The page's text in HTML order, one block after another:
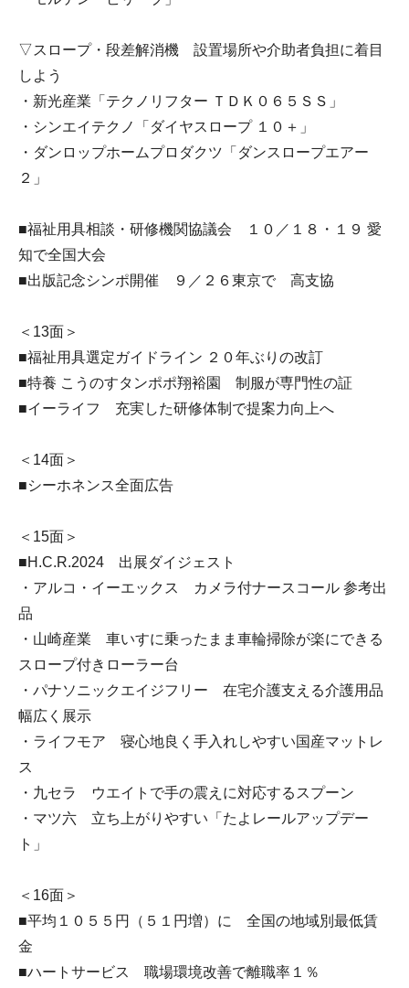
▽スロープ・段差解消機 設置場所や介助者負担に着目
しよう
・新光産業「テクノリフター ＴＤＫ０６５ＳＳ」
・シンエイテクノ「ダイヤスロープ １０＋」
・ダンロップホームプロダクツ「ダンスロープエアー
２」
■福祉用具相談・研修機関協議会 １０／１８・１９ 愛
知で全国大会
■出版記念シンポ開催 ９／２６東京で 高支協
＜13面＞
■福祉用具選定ガイドライン ２０年ぶりの改訂
■特養 こうのすタンポポ翔裕園 制服が専門性の証
■イーライフ 充実した研修体制で提案力向上へ
＜14面＞
■シーホネンス全面広告
＜15面＞
■H.C.R.2024 出展ダイジェスト
・アルコ・イーエックス カメラ付ナースコール 参考出
品
・山崎産業 車いすに乗ったまま車輪掃除が楽にできる
スロープ付きローラー台
・パナソニックエイジフリー 在宅介護支える介護用品
幅広く展示
・ライフモア 寝心地良く手入れしやすい国産マットレ
ス
・九セラ ウエイトで手の震えに対応するスプーン
・マツ六 立ち上がりやすい「たよレールアップデー
ト」
＜16面＞
■平均１０５５円（５１円増）に 全国の地域別最低賃
金
■ハートサービス 職場環境改善で離職率１％